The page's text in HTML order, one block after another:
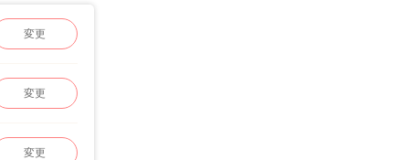
変更
変更
変更